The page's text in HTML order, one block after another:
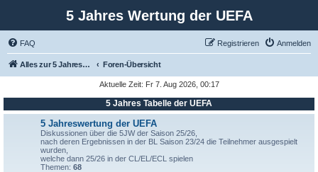
5 Jahres Wertung der UEFA
FAQ Anmelden
Registrieren
Alles zur 5 Jahreswertung / Tabelle der UEFA mit vielen Statistiken. Foren-Übersicht
Aktuelle Zeit: Fr 7. Aug 2026, 00:17
5 Jahres Tabelle der UEFA
5 Jahreswertung der UEFA
Diskussionen über die 5JW der Saison 25/26,
nach deren Ergebnissen in der BL Saison 23/24 die Teilnehmer ausgespielt
wurden,
welche dann 25/26 in der CL/EL/ECL spielen
Themen: 68